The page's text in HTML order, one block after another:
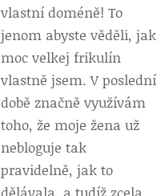
vlastní doméně! To
jenom abyste věděli, jak
moc velkej frikulín
vlastně jsem. V poslední
době značně využívám
toho, že moje žena už
nebloguje tak
pravidelně, jak to
dělávala, a tudíž zcela